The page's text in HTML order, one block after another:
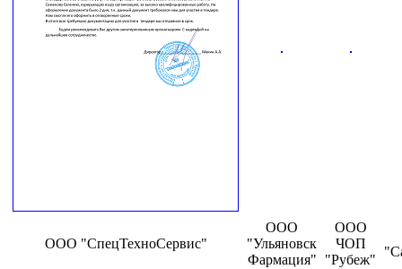
ООО "СпецТехноСервис"
ООО
"Ульяновск
Фармация"
ООО
ЧОП
"Рубеж"